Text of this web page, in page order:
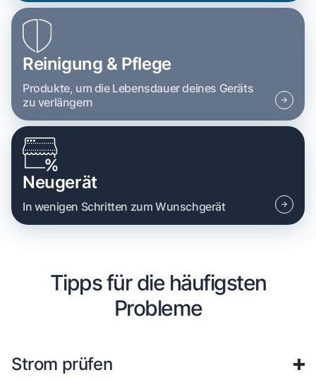
Reinigung & Pflege
Produkte, um die Lebensdauer deines Geräts
zu verlängern
Neugerät
In wenigen Schritten zum Wunschgerät
Tipps für die häufigsten
Probleme
Strom prüfen